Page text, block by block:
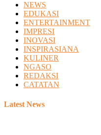
NEWS
EDUKASI
ENTERTAINMENT
IMPRESI
INOVASI
INSPIRASIANA
KULINER
NGASO
REDAKSI
CATATAN
Latest News